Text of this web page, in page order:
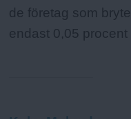
de företag som
endast 0,05